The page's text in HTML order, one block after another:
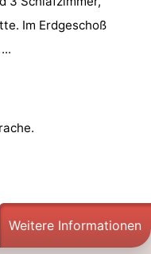
Im Erdgeschoß
Weitere Informationen